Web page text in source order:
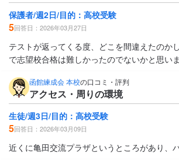
保護者/週2日/目的：高校受験
5回答日：2026年03月27日
テストが返ってくる度、どこを間違えたのか
で志望校合格は難しかったのでないかと思い
函館練成会 本校の口コミ・評判
アクセス・周りの環境
生徒/週3日/目的：高校受験
5回答日：2026年03月09日
近くに亀田交流プラザというところがあり、